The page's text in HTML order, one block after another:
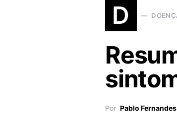
D
Por Pablo Fernandes